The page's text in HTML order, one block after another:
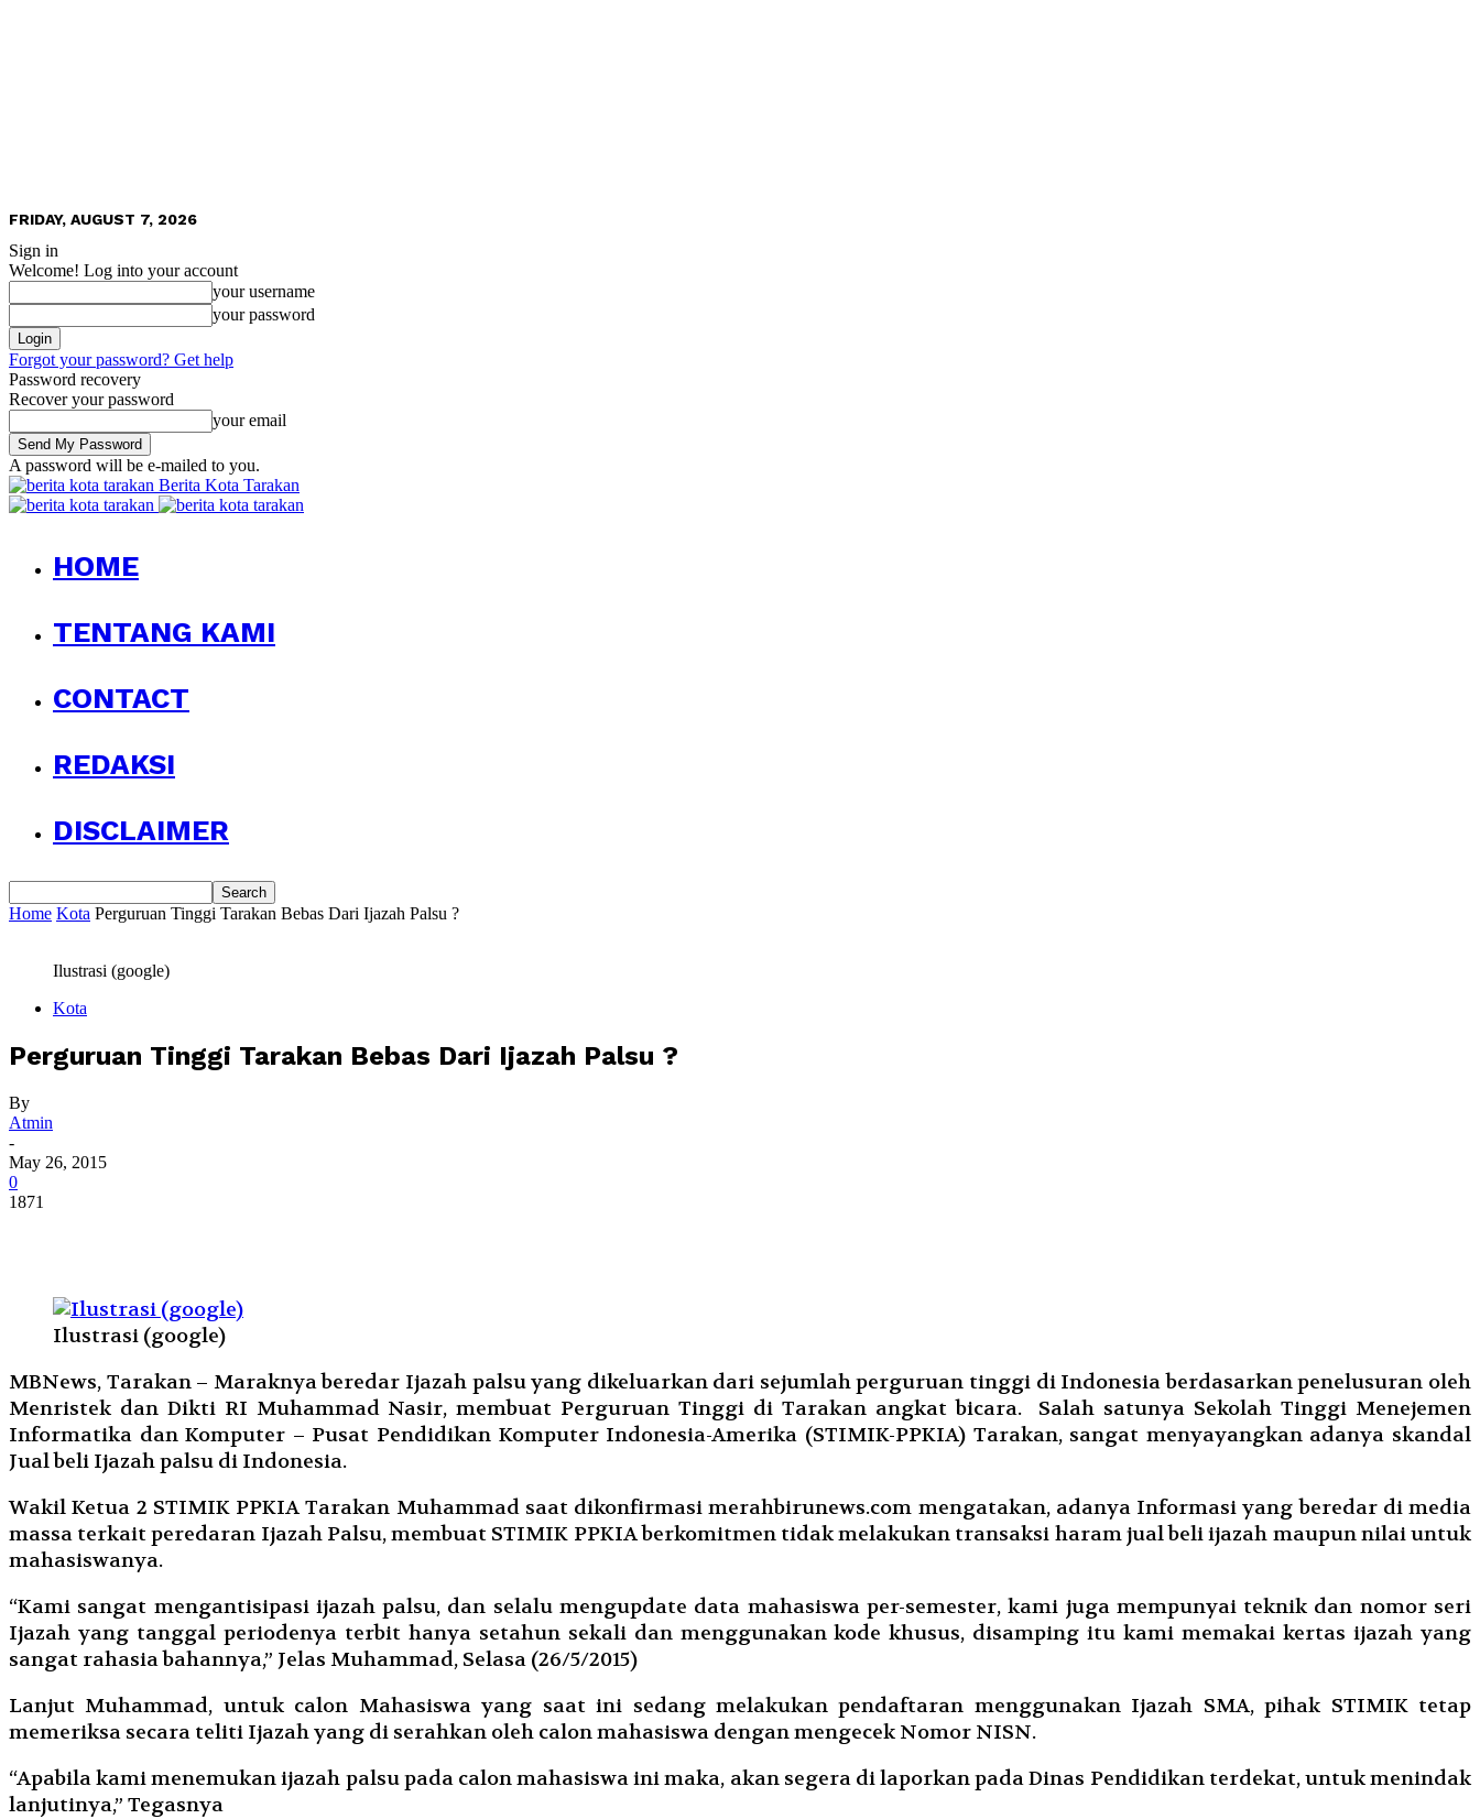
FRIDAY, AUGUST 7, 2026
Sign in
Welcome! Log into your account
your username
your password
Forgot your password? Get help
Password recovery
Recover your password
your email
A password will be e-mailed to you.
Berita Kota Tarakan
HOME
TENTANG KAMI
CONTACT
REDAKSI
DISCLAIMER
Home Kota Perguruan Tinggi Tarakan Bebas Dari Ijazah Palsu ?
Ilustrasi (google)
Kota
Perguruan Tinggi Tarakan Bebas Dari Ijazah Palsu ?
By
Atmin
-
May 26, 2015
0
1871
Ilustrasi (google)
MBNews, Tarakan – Maraknya beredar Ijazah palsu yang dikeluarkan dari sejumlah perguruan tinggi di Indonesia berdasarkan penelusuran oleh
Menristek dan Dikti RI Muhammad Nasir, membuat Perguruan Tinggi di Tarakan angkat bicara. Salah satunya Sekolah Tinggi Menejemen
Informatika dan Komputer – Pusat Pendidikan Komputer Indonesia-Amerika (STIMIK-PPKIA) Tarakan, sangat menyayangkan adanya skandal
Jual beli Ijazah palsu di Indonesia.
Wakil Ketua 2 STIMIK PPKIA Tarakan Muhammad saat dikonfirmasi merahbirunews.com mengatakan, adanya Informasi yang beredar di media
massa terkait peredaran Ijazah Palsu, membuat STIMIK PPKIA berkomitmen tidak melakukan transaksi haram jual beli ijazah maupun nilai untuk
mahasiswanya.
“Kami sangat mengantisipasi ijazah palsu, dan selalu mengupdate data mahasiswa per-semester, kami juga mempunyai teknik dan nomor seri
Ijazah yang tanggal periodenya terbit hanya setahun sekali dan menggunakan kode khusus, disamping itu kami memakai kertas ijazah yang
sangat rahasia bahannya,” Jelas Muhammad, Selasa (26/5/2015)
Lanjut Muhammad, untuk calon Mahasiswa yang saat ini sedang melakukan pendaftaran menggunakan Ijazah SMA, pihak STIMIK tetap
memeriksa secara teliti Ijazah yang di serahkan oleh calon mahasiswa dengan mengecek Nomor NISN.
“Apabila kami menemukan ijazah palsu pada calon mahasiswa ini maka, akan segera di laporkan pada Dinas Pendidikan terdekat, untuk menindak
lanjutinya,” Tegasnya